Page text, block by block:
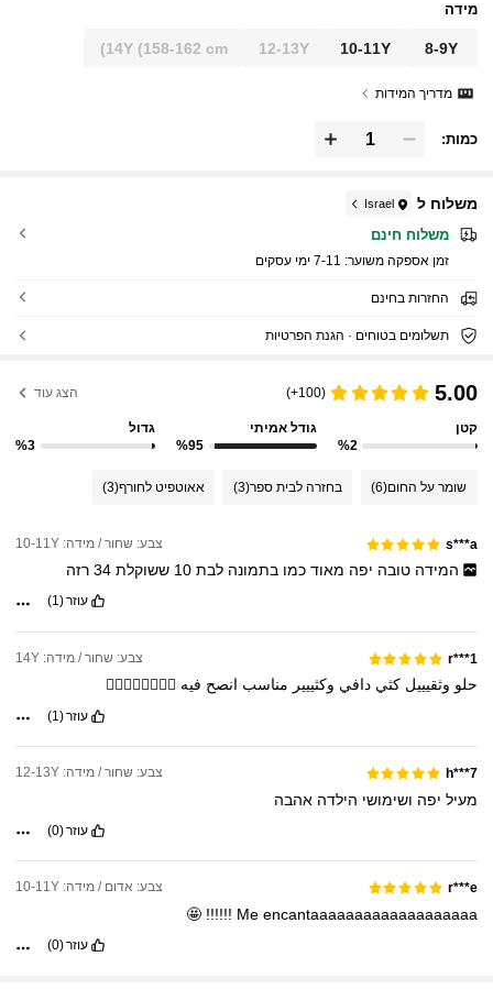
מידה
8-9Y
10-11Y
12-13Y
14Y(158-162 cm)
מדריך המידות
כמות:
משלוח ל Israel
משלוח חינם
זמן אספקה ​​משוער: 7-11 ימי עסקים
החזרות בחינם
תשלומים בטוחים · הגנת הפרטיות
5.00
(100+) הצג עוד
קטן
%2
גודל אמיתי
%95
גדול
%3
שומר על החום(6) בחזרה לבית ספר(3) אאוטפיט לחורף(3)
s***a צבע: שחור / מידה: 10-11Y
המידה טובה יפה מאוד כמו בתמונה לבת 10 ששוקלת 34 רזה
עוזר(1)
r***1 צבע: שחור / מידה: 14Y
حلو وثقيييلكثيدافي وكثييير مناسب انصح فيه 👌🏼👌🏼👌🏼👌🏼
עוזר(1)
h***7 צבע: שחור / מידה: 12-13Y
מעיל יפה ושימושי הילדהאהבה
עוזר(0)
r***e צבע: אדום / מידה: 10-11Y
Me encantaaaaaaaaaaaaaaaaaaa
!!!!!!
🤩
עוזר(0)